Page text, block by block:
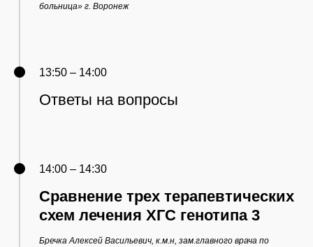
больница» г. Воронеж
13:50 – 14:00
Ответы на вопросы
14:00 – 14:30
Сравнение трех терапевтических
схем лечения ХГС генотипа 3
Бречка Алексей Васильевич, к.м.н, зам.главного врача по